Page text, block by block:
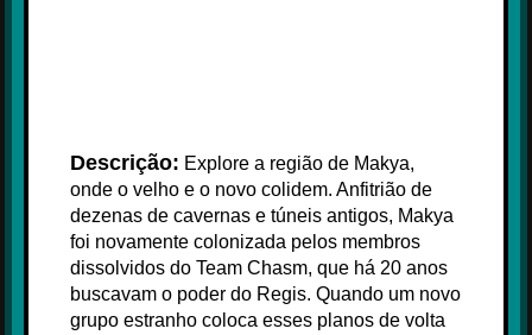
Descrição: Explore a região de Makya,
onde o velho e o novo colidem. Anfitrião de
dezenas de cavernas e túneis antigos, Makya
foi novamente colonizada pelos membros
dissolvidos do Team Chasm, que há 20 anos
buscavam o poder do Regis. Quando um novo
grupo estranho coloca esses planos de volta